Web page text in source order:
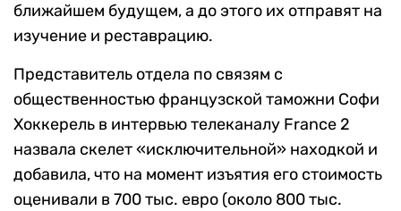
ближайшем будущем, а до этого их отправят на
изучение и реставрацию.
Представитель отдела по связям с
общественностью французской таможни Софи
Хоккерель в интервью телеканалу France 2
назвала скелет «исключительной» находкой и
добавила, что на момент изъятия его стоимость
оценивали в 700 тыс. евро (около 800 тыс.